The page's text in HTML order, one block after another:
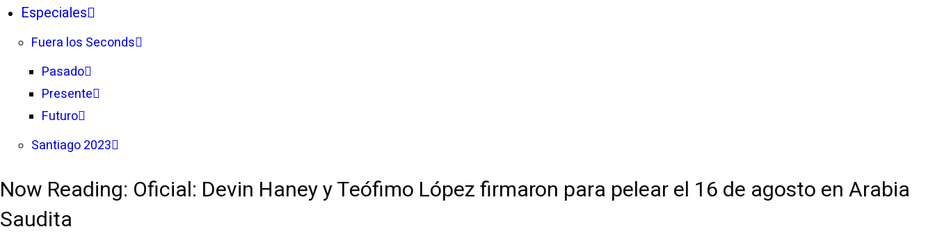
Especiales
Fuera los Seconds
Pasado
Presente
Futuro
Santiago 2023
Now Reading: Oficial: Devin Haney y Teófimo López firmaron para pelear el 16 de agosto en Arabia
Saudita